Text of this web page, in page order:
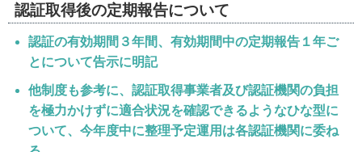
認証取得後の定期報告について
認証の有効期間３年間、有効期間中の定期報告１年ご
とについて告示に明記
他制度も参考に、認証取得事業者及び認証機関の負担
を極力かけずに適合状況を確認できるようなひな型に
ついて、今年度中に整理予定運用は各認証機関に委ね